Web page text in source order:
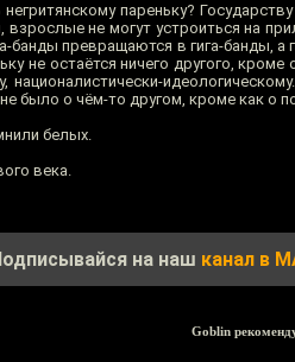
пареньку?
не могут устроиться на
банды превращаются в гига-банды,
не остаётся ничего другого,
было о чём-то другом, кроме как о
белых.
века.
на наш канал в
Goblin